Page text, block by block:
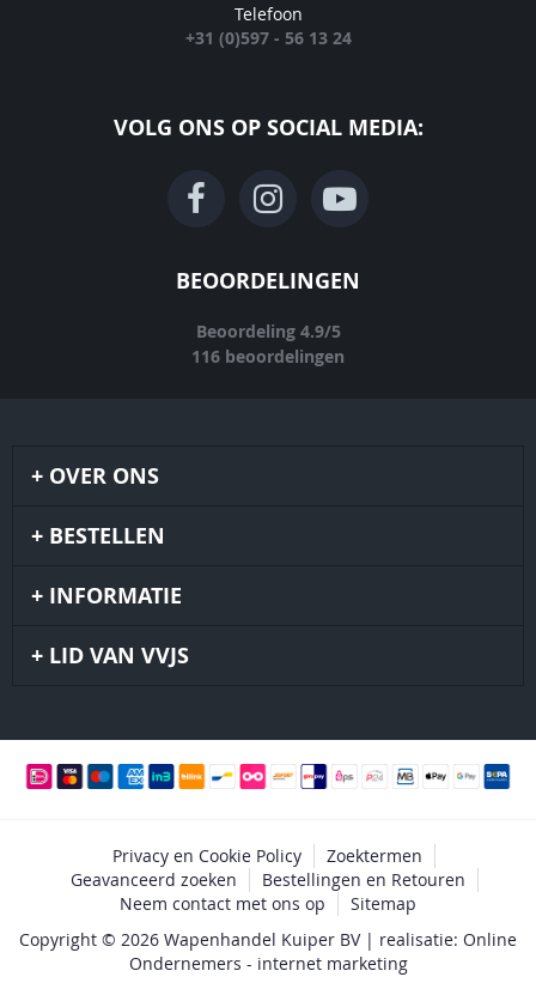
Telefoon
+31 (0)597 - 56 13 24
VOLG ONS OP SOCIAL MEDIA:
BEOORDELINGEN
Beoordeling 4.9/5
116 beoordelingen
OVER ONS
BESTELLEN
INFORMATIE
LID VAN VVJS
Privacy en Cookie Policy
Zoektermen
Geavanceerd zoeken
Bestellingen en Retouren
Neem contact met ons op
Sitemap
Copyright © 2026 Wapenhandel Kuiper BV | realisatie: Online
Ondernemers - internet marketing